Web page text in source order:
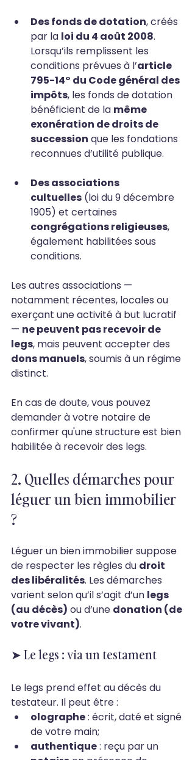
Des fonds de dotation, créés
par la loi du 4 août 2008.
Lorsqu’ils remplissent les
conditions prévues à l’article
795-14° du Code général des
impôts, les fonds de dotation
bénéficient de la même
exonération de droits de
succession que les fondations
reconnues d’utilité publique.
Des associations
cultuelles (loi du 9 décembre
1905) et certaines
congrégations religieuses,
également habilitées sous
conditions.
Les autres associations —
notamment récentes, locales ou
exerçant une activité à but lucratif
— ne peuvent pas recevoir de
legs, mais peuvent accepter des
dons manuels, soumis à un régime
distinct.
En cas de doute, vous pouvez
demander à votre notaire de
confirmer qu'une structure est bien
habilitée à recevoir des legs.
2. Quelles démarches pour
léguer un bien immobilier
?
Léguer un bien immobilier suppose
de respecter les règles du droit
des libéralités. Les démarches
varient selon qu’il s’agit d’un legs
(au décès) ou d’une donation (de
votre vivant).
➤ Le legs : via un testament
Le legs prend effet au décès du
testateur. Il peut être :
olographe : écrit, daté et signé
de votre main;
authentique : reçu par un